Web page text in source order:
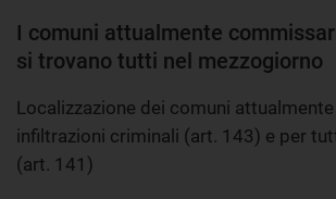
I comuni attualmente
si trovano tutti nel mezzogiorno
Localizzazione dei comuni
infiltrazioni criminali (art. 143) e per
(art. 141)